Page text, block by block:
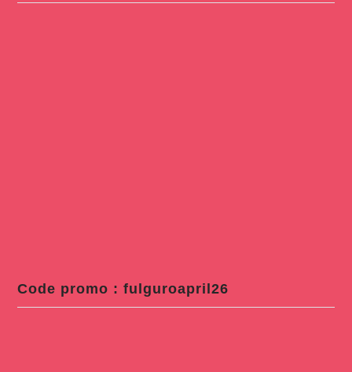
Code promo : fulguroapril26